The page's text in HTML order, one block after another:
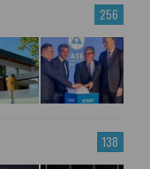
256
138